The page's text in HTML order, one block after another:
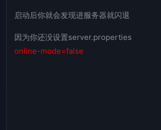
启动后你就会发现进服务器就闪退
因为你还没设置server.properties
online-mode=false